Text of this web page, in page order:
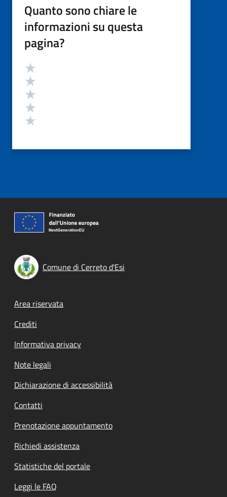
Quanto sono chiare le
informazioni su questa
pagina?
Valutazione
Comune di Cerreto d'Esi
Footer menu
Area riservata
Crediti
Informativa privacy
Note legali
Dichiarazione di accessibilità
Contatti
Prenotazione appuntamento
Richiedi assistenza
Statistiche del portale
Leggi le FAQ